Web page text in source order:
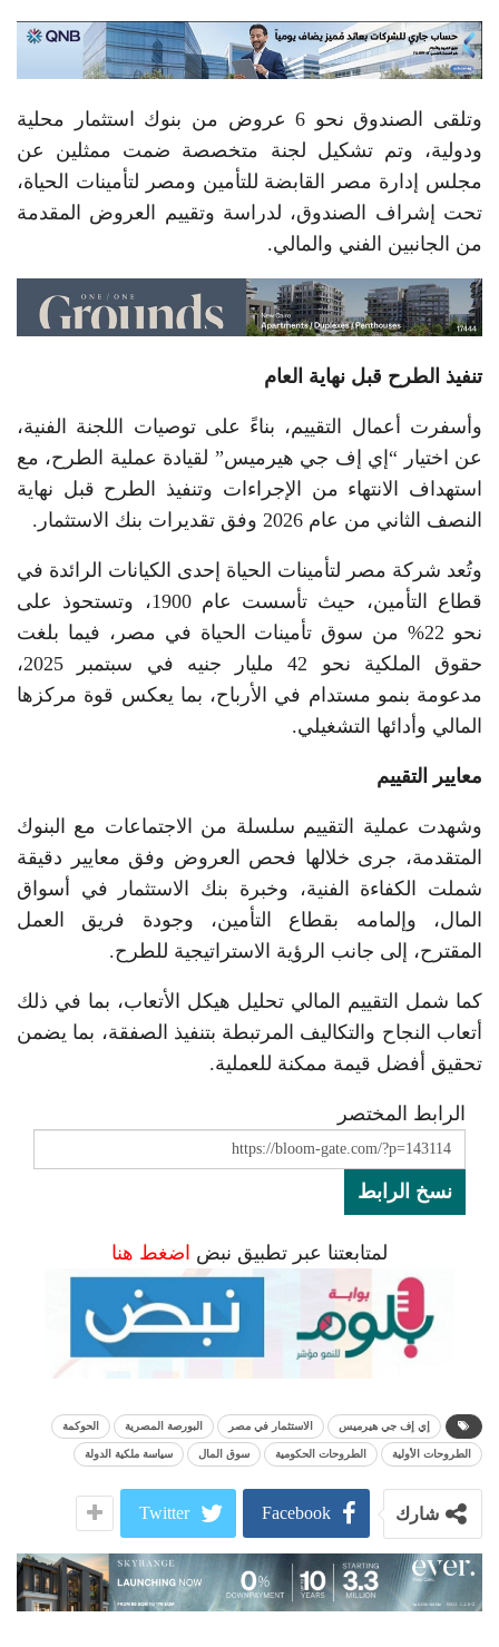
وتلقى الصندوق نحو 6 عروض من بنوك استثمار محلية
ودولية، وتم تشكيل لجنة متخصصة ضمت ممثلين عن
مجلس إدارة مصر القابضة للتأمين ومصر لتأمينات الحياة،
تحت إشراف الصندوق، لدراسة وتقييم العروض المقدمة
من الجانبين الفني والمالي.
تنفيذ الطرح قبل نهاية العام
وأسفرت أعمال التقييم، بناءً على توصيات اللجنة الفنية،
عن اختيار “إي إف جي هيرميس” لقيادة عملية الطرح، مع
استهداف الانتهاء من الإجراءات وتنفيذ الطرح قبل نهاية
النصف الثاني من عام 2026 وفق تقديرات بنك الاستثمار.
وتُعد شركة مصر لتأمينات الحياة إحدى الكيانات الرائدة في
قطاع التأمين، حيث تأسست عام 1900، وتستحوذ على
نحو 22% من سوق تأمينات الحياة في مصر، فيما بلغت
حقوق الملكية نحو 42 مليار جنيه في سبتمبر 2025،
مدعومة بنمو مستدام في الأرباح، بما يعكس قوة مركزها
المالي وأدائها التشغيلي.
معايير التقييم
وشهدت عملية التقييم سلسلة من الاجتماعات مع البنوك
المتقدمة، جرى خلالها فحص العروض وفق معايير دقيقة
شملت الكفاءة الفنية، وخبرة بنك الاستثمار في أسواق
المال، وإلمامه بقطاع التأمين، وجودة فريق العمل
المقترح، إلى جانب الرؤية الاستراتيجية للطرح.
كما شمل التقييم المالي تحليل هيكل الأتعاب، بما في ذلك
أتعاب النجاح والتكاليف المرتبطة بتنفيذ الصفقة، بما يضمن
تحقيق أفضل قيمة ممكنة للعملية.
الرابط المختصر
نسخ الرابط
لمتابعتنا عبر تطبيق نبض اضغط هنا
إي إف جي هيرميس الاستثمار في مصر البورصة المصرية الحوكمة
الطروحات الأولية الطروحات الحكومية سوق المال سياسة ملكية الدولة
شارك Facebook
Twitter